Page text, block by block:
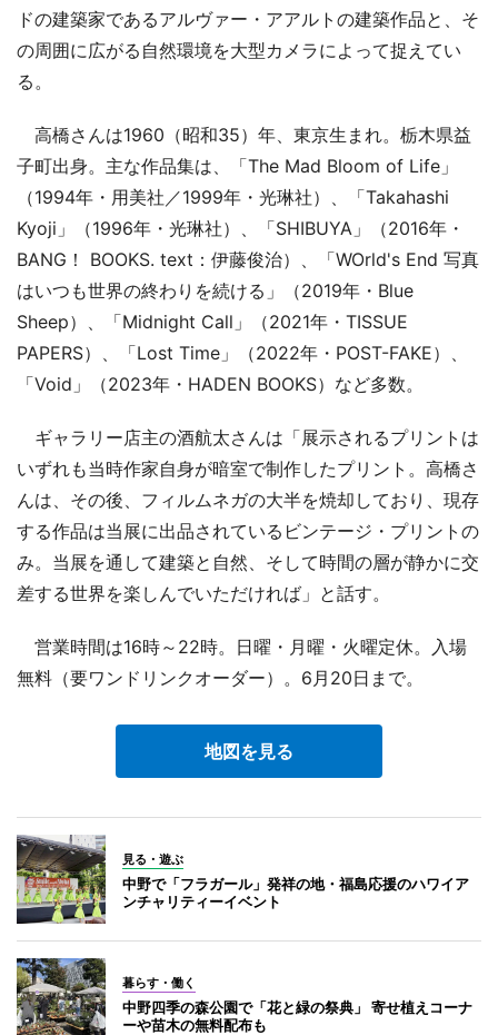
ドの建築家であるアルヴァー・アアルトの建築作品と、そ
の周囲に広がる自然環境を大型カメラによって捉えてい
る。
高橋さんは1960（昭和35）年、東京生まれ。栃木県益
子町出身。主な作品集は、「The Mad Bloom of Life」
（1994年・用美社／1999年・光琳社）、「Takahashi
Kyoji」（1996年・光琳社）、「SHIBUYA」（2016年・
BANG！ BOOKS. text：伊藤俊治）、「WOrld's End 写真
はいつも世界の終わりを続ける」（2019年・Blue
Sheep）、「Midnight Call」（2021年・TISSUE
PAPERS）、「Lost Time」（2022年・POST-FAKE）、
「Void」（2023年・HADEN BOOKS）など多数。
ギャラリー店主の酒航太さんは「展示されるプリントは
いずれも当時作家自身が暗室で制作したプリント。高橋さ
んは、その後、フィルムネガの大半を焼却しており、現存
する作品は当展に出品されているビンテージ・プリントの
み。当展を通して建築と自然、そして時間の層が静かに交
差する世界を楽しんでいただければ」と話す。
営業時間は16時～22時。日曜・月曜・火曜定休。入場
無料（要ワンドリンクオーダー）。6月20日まで。
地図を見る
見る・遊ぶ
中野で「フラガール」発祥の地・福島応援のハワイア
ンチャリティーイベント
暮らす・働く
中野四季の森公園で「花と緑の祭典」 寄せ植えコーナ
ーや苗木の無料配布も